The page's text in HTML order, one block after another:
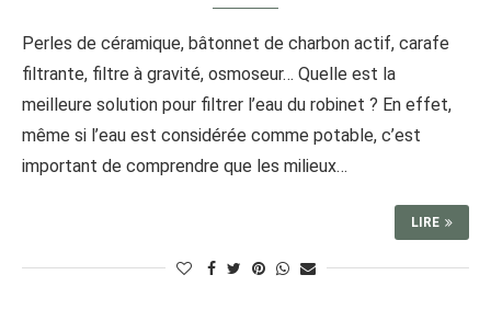
Perles de céramique, bâtonnet de charbon actif, carafe
filtrante, filtre à gravité, osmoseur… Quelle est la
meilleure solution pour filtrer l’eau du robinet ? En effet,
même si l’eau est considérée comme potable, c’est
important de comprendre que les milieux…
LIRE